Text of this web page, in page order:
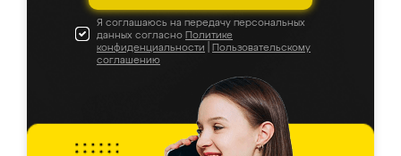
Я соглашаюсь на передачу персональных
данных согласно Политике
конфиденциальности
Пользовательскому
соглашению